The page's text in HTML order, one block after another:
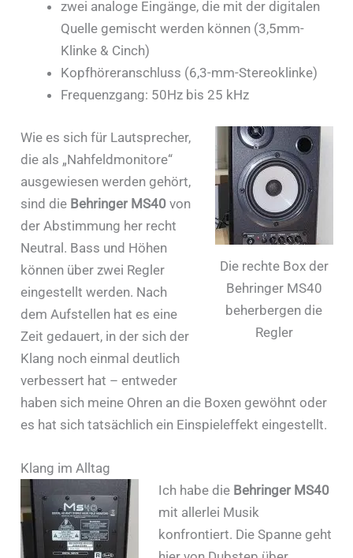
zwei analoge Eingänge, die mit der digitalen
Quelle gemischt werden können (3,5mm-
Klinke & Cinch)
Kopfhöreranschluss (6,3-mm-Stereoklinke)
Frequenzgang: 50Hz bis 25 kHz
Die rechte Box der
Behringer MS40
beherbergen die
Regler
Wie es sich für Lautsprecher,
die als „Nahfeldmonitore“
ausgewiesen werden gehört,
sind die Behringer MS40von
der Abstimmung her recht
Neutral. Bass und Höhen
können über zwei Regler
eingestellt werden. Nach
dem Aufstellen hat es eine
Zeit gedauert, in der sich der
Klang noch einmal deutlich
verbessert hat – entweder
haben sich meine Ohren an die Boxen gewöhnt oder
es hat sich tatsächlich ein Einspieleffekt eingestellt.
Klang im Alltag
Ich habe die Behringer MS40
mit allerlei Musik
konfrontiert. Die Spanne geht